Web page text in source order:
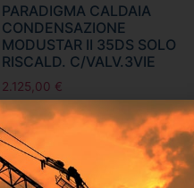
PARADIGMA CALDAIA
CONDENSAZIONE
MODUSTAR II 35DS SOLO
RISCALD. C/VALV.3VIE
2.125,00 €
Aggiungi al carrello